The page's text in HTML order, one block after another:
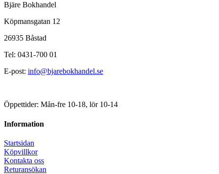
Bjäre Bokhandel
Köpmansgatan 12
26935 Båstad
Tel: 0431-700 01
E-post: info@bjarebokhandel.se
Öppettider: Mån-fre 10-18, lör 10-14
Information
Startsidan
Köpvillkor
Kontakta oss
Returansökan